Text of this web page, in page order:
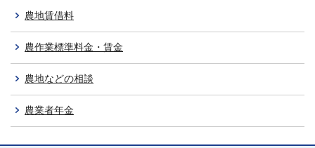
農地賃借料
農作業標準料金・賃金
農地などの相談
農業者年金